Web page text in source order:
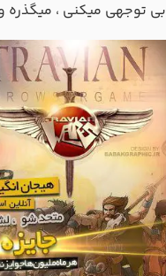
بی توجهی میکنی ، میگذره